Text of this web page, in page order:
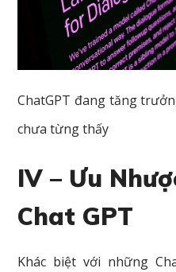
ChatGPT đang tăng
chưa từng thấy
IV – Ưu
Chat GPT
Khác biệt với những